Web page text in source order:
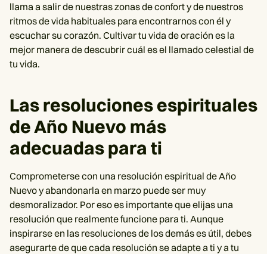
llama a salir de nuestras zonas de confort y de nuestros
ritmos de vida habituales para encontrarnos con él y
escuchar su corazón. Cultivar tu vida de oración es la
mejor manera de descubrir cuál es el llamado celestial de
tu vida.
Las resoluciones espirituales
de Año Nuevo más
adecuadas para ti
Comprometerse con una resolución espiritual de Año
Nuevo y abandonarla en marzo puede ser muy
desmoralizador. Por eso es importante que elijas una
resolución que realmente funcione para ti. Aunque
inspirarse en las resoluciones de los demás es útil, debes
asegurarte de que cada resolución se adapte a ti y a tu